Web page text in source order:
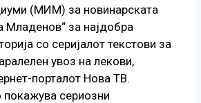
(МИМ) за новинарската
Младенов“ за најдобра
со серијалот текстови за
увоз на лекови,
порталот Нова ТВ.
сериозни